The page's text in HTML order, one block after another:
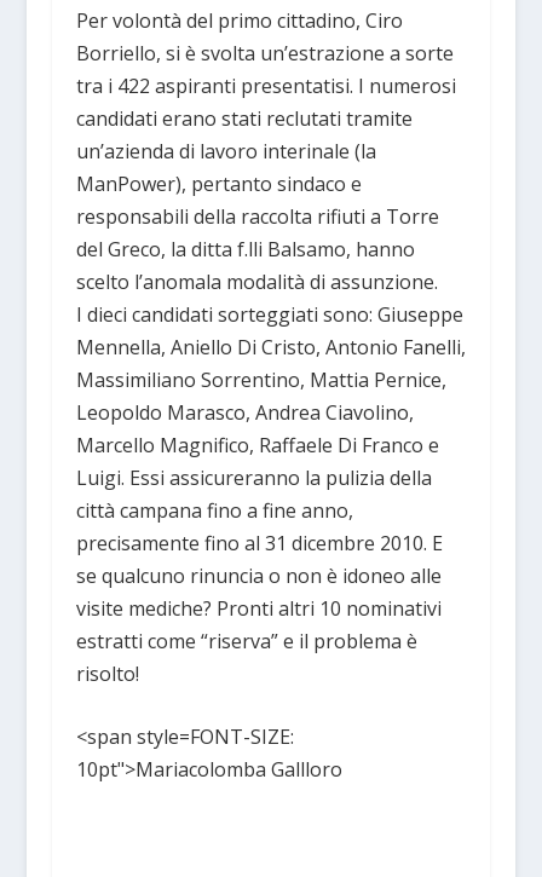
Per volontà del primo cittadino, Ciro
Borriello, si è svolta un’estrazione a sorte
tra i 422 aspiranti presentatisi. I numerosi
candidati erano stati reclutati tramite
un’azienda di lavoro interinale (la
ManPower), pertanto sindaco e
responsabili della raccolta rifiuti a Torre
del Greco, la ditta f.lli Balsamo, hanno
scelto l’anomala modalità di assunzione.
I dieci candidati sorteggiati sono: Giuseppe
Mennella, Aniello Di Cristo, Antonio Fanelli,
Massimiliano Sorrentino, Mattia Pernice,
Leopoldo Marasco, Andrea Ciavolino,
Marcello Magnifico, Raffaele Di Franco e
Luigi. Essi assicureranno la pulizia della
città campana fino a fine anno,
precisamente fino al 31 dicembre 2010. E
se qualcuno rinuncia o non è idoneo alle
visite mediche? Pronti altri 10 nominativi
estratti come “riserva” e il problema è
risolto!
<span style=FONT-SIZE:
10pt">Mariacolomba Gallloro